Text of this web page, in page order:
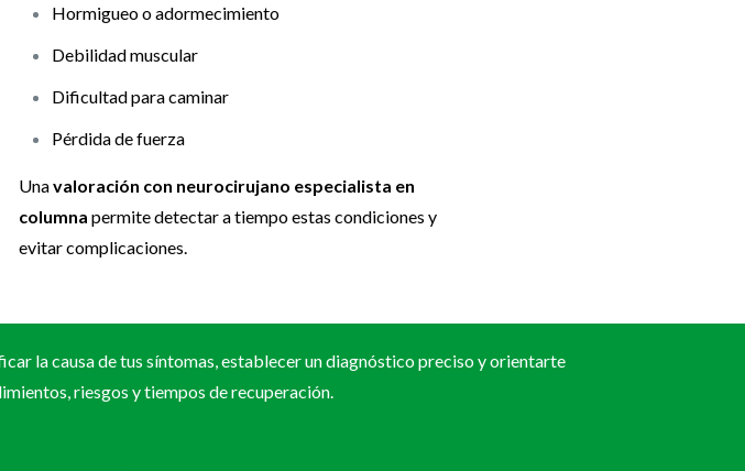
Hormigueo o adormecimiento
Debilidad muscular
Dificultad para caminar
Pérdida de fuerza
Unavaloración con neurocirujano especialista en
columna permite detectar a tiempo estas condiciones y
evitar complicaciones.
la causa de tus síntomas, establecer un diagnóstico preciso y orientarte
riesgos y tiempos de recuperación.